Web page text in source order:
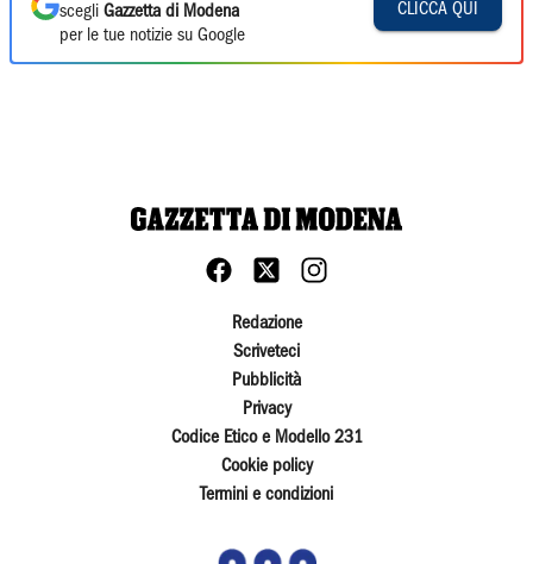
scegli Gazzetta di Modena
per le tue notizie su Google
CLICCA QUI
Redazione
Scriveteci
Pubblicità
Privacy
Codice Etico e Modello 231
Cookie policy
Termini e condizioni